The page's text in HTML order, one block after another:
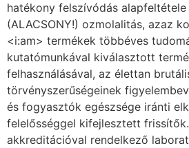
hatékony felszívódás
(ALACSONY!) ozmolalitás, azaz
<i:am> termékek többéves
kutatómunkával kiválasztott
felhasználásával, az élettan
törvényszerűségeinek
és fogyasztók egészsége iránti
felelősséggel kifejlesztett
akkreditációval rendelkező